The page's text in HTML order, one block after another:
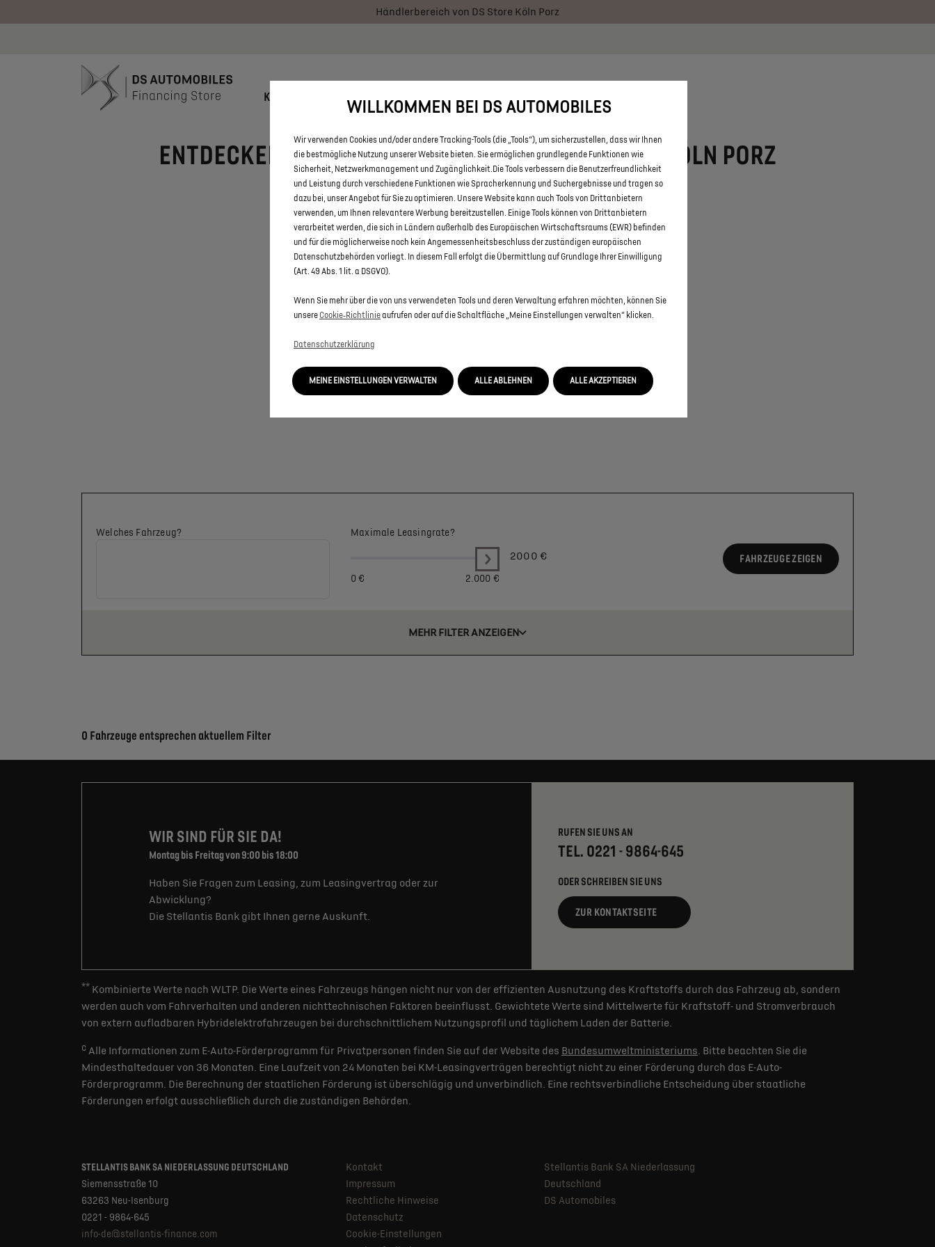
Händlerbereich von DS Store Köln Porz
KONFIGURATOR
ENTDECKEN SIE ALLE DS 9 E-TENSE VON DS STORE KÖLN PORZ
Welches Fahrzeug? Maximale Leasingrate?
0 € 2.000 €
2000 € FAHRZEUGE ZEIGEN
MEHR FILTER ANZEIGEN
Suchergebnisse
0 Fahrzeuge entsprechen aktuellem Filter
WIR SIND FÜR SIE DA!
Montag bis Freitag von 9:00 bis 18:00
Haben Sie Fragen zum Leasing, zum Leasingvertrag oder zur
Abwicklung?
Die Stellantis Bank gibt Ihnen gerne Auskunft.
RUFEN SIE UNS AN
TEL. 0221 - 9864-645
ODER SCHREIBEN SIE UNS
ZUR KONTAKTSEITE
** Kombinierte Werte nach WLTP. Die Werte eines Fahrzeugs hängen nicht nur von der effizienten Ausnutzung des Kraftstoffs durch das Fahrzeug ab, sondern
werden auch vom Fahrverhalten und anderen nichttechnischen Faktoren beeinflusst. Gewichtete Werte sind Mittelwerte für Kraftstoff- und Stromverbrauch
von extern aufladbaren Hybridelektrofahrzeugen bei durchschnittlichem Nutzungsprofil und täglichem Laden der Batterie.
c Alle Informationen zum E-Auto-Förderprogramm für Privatpersonen finden Sie auf der Website des Bundesumweltministeriums. Bitte beachten Sie die
Mindesthaltedauer von 36 Monaten. Eine Laufzeit von 24 Monaten bei KM-Leasingverträgen berechtigt nicht zu einer Förderung durch das E-Auto-
Förderprogramm. Die Berechnung der staatlichen Förderung ist überschlägig und unverbindlich. Eine rechtsverbindliche Entscheidung über staatliche
Förderungen erfolgt ausschließlich durch die zuständigen Behörden.
STELLANTIS BANK SA NIEDERLASSUNG DEUTSCHLAND
Siemensstraße 10
63263 Neu-Isenburg
0221 - 9864-645
info-de@stellantis-finance.com
Kontakt
Impressum
Rechtliche Hinweise
Datenschutz
Cookie-Einstellungen
Stellantis Bank SA Niederlassung
Deutschland
DS Automobiles
WILLKOMMEN BEI DS AUTOMOBILES
Wir verwenden Cookies und/oder andere Tracking-Tools (die „Tools“), um sicherzustellen, dass wir Ihnen
die bestmögliche Nutzung unserer Website bieten. Sie ermöglichen grundlegende Funktionen wie
Sicherheit, Netzwerkmanagement und Zugänglichkeit.Die Tools verbessern die Benutzerfreundlichkeit
und Leistung durch verschiedene Funktionen wie Spracherkennung und Suchergebnisse und tragen so
dazu bei, unser Angebot für Sie zu optimieren. Unsere Website kann auch Tools von Drittanbietern
verwenden, um Ihnen relevantere Werbung bereitzustellen. Einige Tools können von Drittanbietern
verarbeitet werden, die sich in Ländern außerhalb des Europäischen Wirtschaftsraums (EWR) befinden
und für die möglicherweise noch kein Angemessenheitsbeschluss der zuständigen europäischen
Datenschutzbehörden vorliegt. In diesem Fall erfolgt die Übermittlung auf Grundlage Ihrer Einwilligung
(Art. 49 Abs. 1 lit. a DSGVO).
Wenn Sie mehr über die von uns verwendeten Tools und deren Verwaltung erfahren möchten, können Sie
unsere Cookie‑Richtlinieaufrufen oder auf die Schaltfläche „Meine Einstellungen verwalten“ klicken.
Datenschutzerklärung
MEINE EINSTELLUNGEN VERWALTEN ALLE AKZEPTIEREN
ALLE ABLEHNEN